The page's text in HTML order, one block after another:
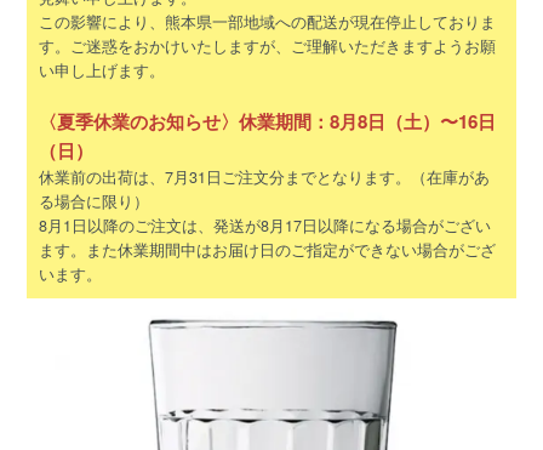
この影響により、熊本県一部地域への配送が現在停止しておりま
す。ご迷惑をおかけいたしますが、ご理解いただきますようお願
い申し上げます。
〈夏季休業のお知らせ〉休業期間：8月8日（土）〜16日
（日）
休業前の出荷は、7月31日ご注文分までとなります。（在庫があ
る場合に限り）
8月1日以降のご注文は、発送が8月17日以降になる場合がござい
ます。また休業期間中はお届け日のご指定ができない場合がござ
います。